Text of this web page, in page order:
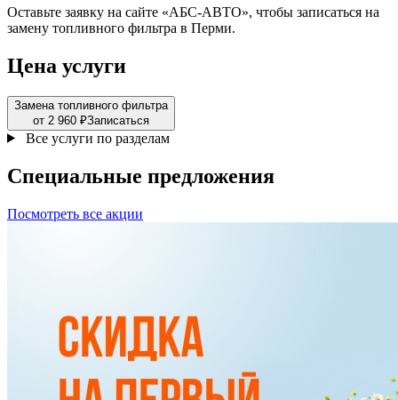
Оставьте заявку на сайте «АБС-АВТО», чтобы записаться на
замену топливного фильтра в Перми.
Цена услуги
Замена топливного фильтра
от 2 960 ₽Записаться
Все услуги по разделам
Специальные предложения
Посмотреть все акции